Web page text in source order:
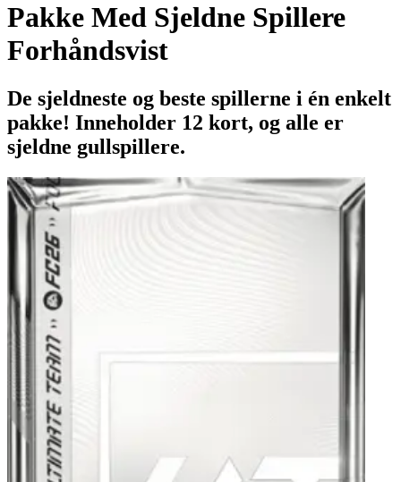
Pakke Med Sjeldne Spillere
Forhåndsvist
De sjeldneste og beste spillerne i én enkelt
pakke! Inneholder 12 kort, og alle er
sjeldne gullspillere.